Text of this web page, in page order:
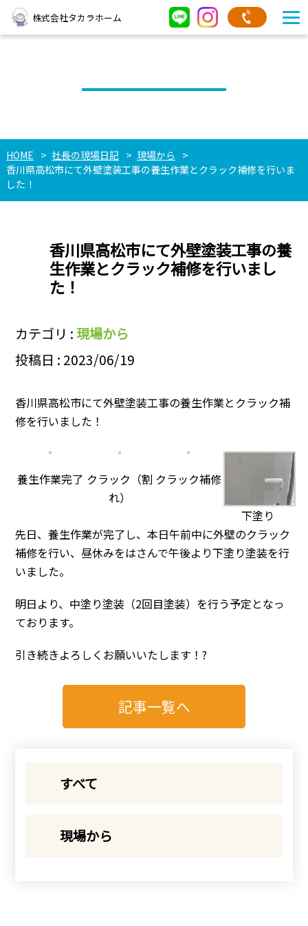
株式会社タカラホーム
HOME 社長の現場日記
現場から
香川県高松市にて外壁塗装工事の養生作業とクラック補修を行いま
した！
香川県高松市にて外壁塗装工事の養
生作業とクラック補修を行いまし
た！
カテゴリ :現場から
投稿日 : 2023/06/19
香川県高松市にて外壁塗装工事の養生作業とクラック補
修を行いました！
養生作業完了 クラック（割
れ）
クラック補修
下塗り
先日、養生作業が完了し、本日午前中に外壁のクラック
補修を行い、昼休みをはさんで午後より下塗り塗装を行
いました。
明日より、中塗り塗装（2回目塗装）を行う予定となっ
ております。
引き続きよろしくお願いいたします！?
記事一覧へ
すべて
現場から